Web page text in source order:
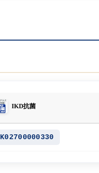
IKD抗菌
K02700000330